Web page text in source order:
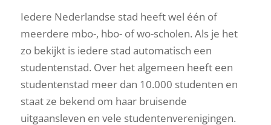
Iedere Nederlandse stad heeft wel één of
meerdere mbo-, hbo- of wo-scholen. Als je het
zo bekijkt is iedere stad automatisch een
studentenstad. Over het algemeen heeft een
studentenstad meer dan 10.000 studenten en
staat ze bekend om haar bruisende
uitgaansleven en vele studentenverenigingen.